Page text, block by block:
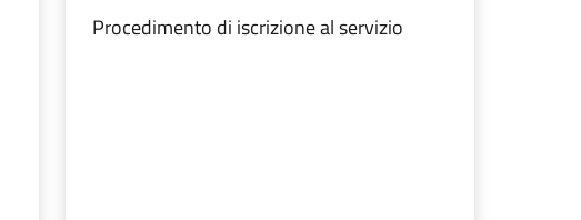
Procedimento di iscrizione al servizio